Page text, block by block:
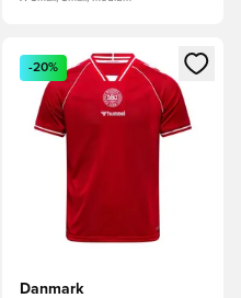
eller tilmelde dig som
Åbner en Modal til at logge
-20%
Danmark